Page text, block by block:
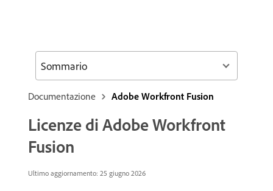
Documentazione Adobe Workfront Fusion
Licenze di Adobe Workfront
Fusion
Ultimo aggiornamento: 25 giugno 2026
Sommario